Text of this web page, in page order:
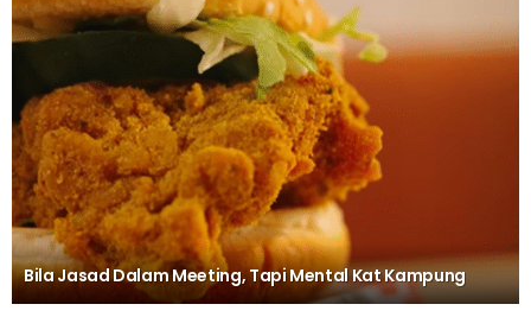
Bila Jasad Dalam Meeting, Tapi Mental Kat Kampung